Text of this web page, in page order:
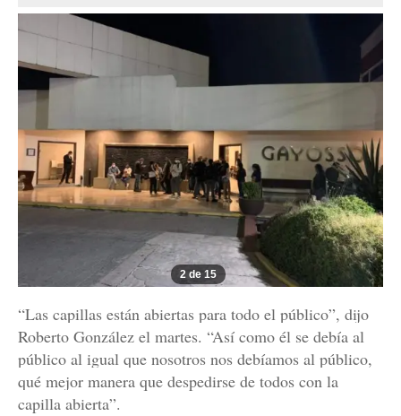
2 de 15
“Las capillas están abiertas para todo el público”, dijo
Roberto González el martes. “Así como él se debía al
público al igual que nosotros nos debíamos al público,
qué mejor manera que despedirse de todos con la
capilla abierta”.